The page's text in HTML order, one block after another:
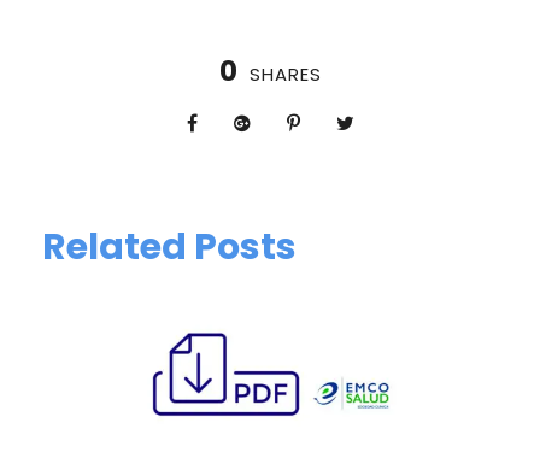
0 SHARES
Related Posts